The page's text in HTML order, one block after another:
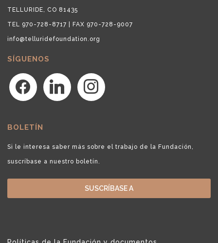
TELLURIDE, CO 81435
TEL 970-728-8717 | FAX 970-728-9007
info@telluridefoundation.org
SÍGUENOS
facebook linkedin instagram
BOLETÍN
Si le interesa saber más sobre el trabajo de la Fundación,
suscríbase a nuestro boletín.
SUSCRÍBASE A